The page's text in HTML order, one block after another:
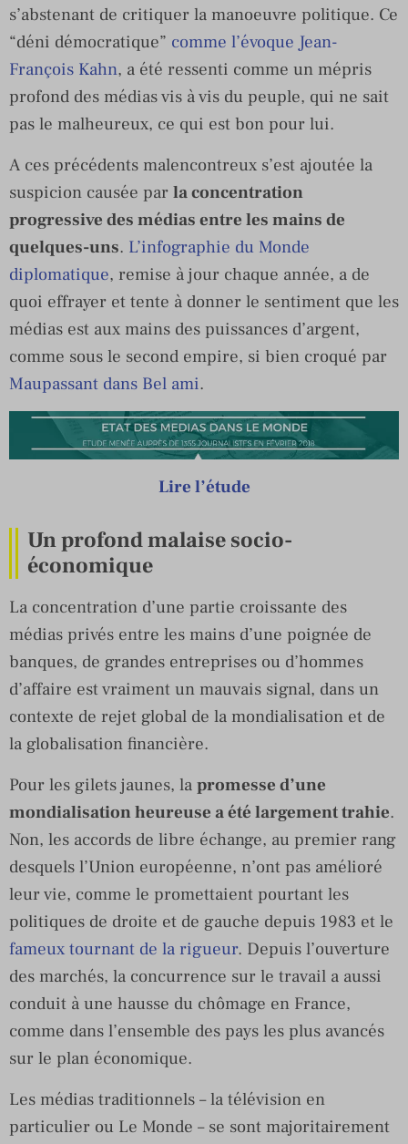
s’abstenant de critiquer la manoeuvre politique. Ce
“déni démocratique” comme l’évoque Jean-
François Kahn, a été ressenti comme un mépris
profond des médias vis à vis du peuple, qui ne sait
pas le malheureux, ce qui est bon pour lui.
A ces précédents malencontreux s’est ajoutée la
suspicion causée par la concentration
progressive des médias entre les mains de
quelques-uns. L’infographie du Monde
diplomatique, remise à jour chaque année, a de
quoi effrayer et tente à donner le sentiment que les
médias est aux mains des puissances d’argent,
comme sous le second empire, si bien croqué par
Maupassant dans Bel ami.
Lire l’étude
Un profond malaise socio-
économique
La concentration d’une partie croissante des
médias privés entre les mains d’une poignée de
banques, de grandes entreprises ou d’hommes
d’affaire est vraiment un mauvais signal, dans un
contexte de rejet global de la mondialisation et de
la globalisation financière.
Pour les gilets jaunes, la promesse d’une
mondialisation heureuse a été largement trahie.
Non, les accords de libre échange, au premier rang
desquels l’Union européenne, n’ont pas amélioré
leur vie, comme le promettaient pourtant les
politiques de droite et de gauche depuis 1983 et le
fameux tournant de la rigueur. Depuis l’ouverture
des marchés, la concurrence sur le travail a aussi
conduit à une hausse du chômage en France,
comme dans l’ensemble des pays les plus avancés
sur le plan économique.
Les médias traditionnels – la télévision en
particulier ou Le Monde – se sont majoritairement